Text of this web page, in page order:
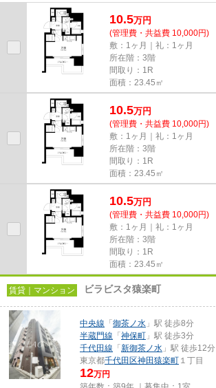
しております！最新の情報は...
10.5万円
(管理費・共益費 10,000円)
敷：1ヶ月｜礼：1ヶ月
所在階：3階
間取り：1R
面積：23.45㎡
10.5万円
(管理費・共益費 10,000円)
敷：1ヶ月｜礼：1ヶ月
所在階：3階
間取り：1R
面積：23.45㎡
10.5万円
(管理費・共益費 10,000円)
敷：1ヶ月｜礼：1ヶ月
所在階：3階
間取り：1R
面積：23.45㎡
賃貸｜マンション ビラビスタ猿楽町
中央線 「 御茶ノ水 」駅 徒歩8分
半蔵門線 「 神保町 」駅 徒歩3分
千代田線 「 新御茶ノ水 」駅 徒歩12分
東京都千代田区神田猿楽町 １丁目
12万円